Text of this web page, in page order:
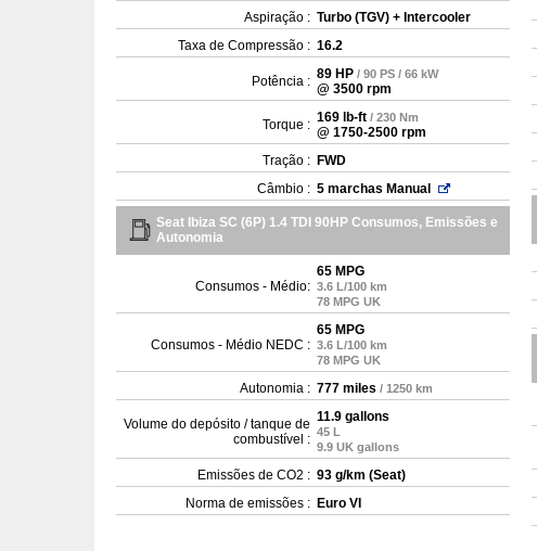
Aspiração : Turbo (TGV) + Intercooler
Taxa de Compressão : 16.2
Potência : 89 HP / 90 PS / 66 kW
@ 3500 rpm
Torque : 169 lb-ft / 230 Nm
@ 1750-2500 rpm
Tração : FWD
Câmbio : 5 marchas Manual
Seat Ibiza SC (6P) 1.4 TDI 90HP Consumos, Emissões e
Autonomia
Consumos - Médio:
65 MPG
3.6 L/100 km
78 MPG UK
Consumos - Médio NEDC :
65 MPG
3.6 L/100 km
78 MPG UK
Autonomia : 777 miles / 1250 km
Volume do depósito / tanque de
combustível :
11.9 gallons
45 L
9.9 UK gallons
Emissões de CO2 : 93 g/km (Seat)
Norma de emissões : Euro VI